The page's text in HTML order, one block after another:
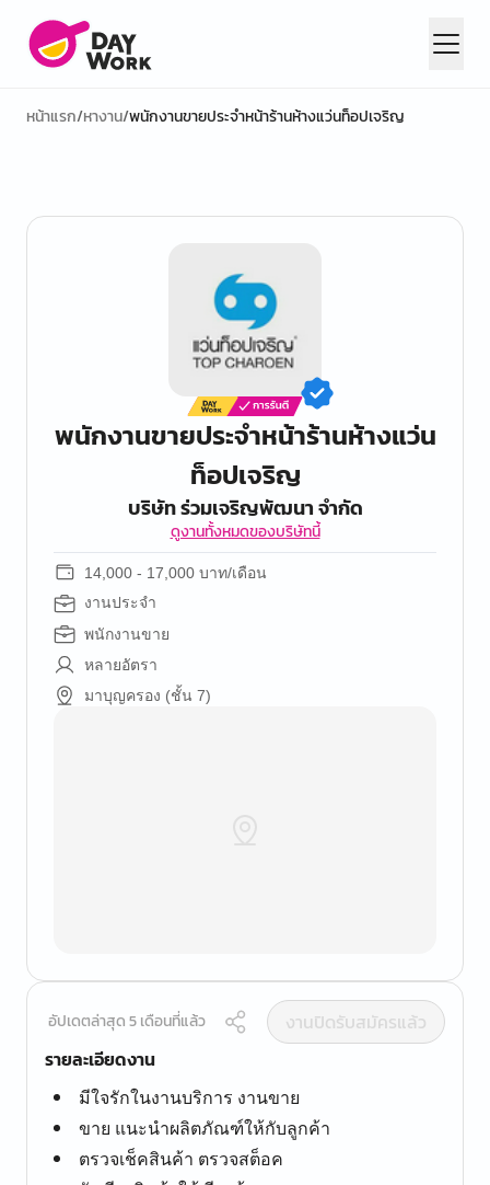
หน้าแรก/หางาน/พนักงานขายประจำหน้าร้านห้างแว่นท็อปเจริญ
พนักงานขายประจำหน้าร้านห้างแว่น
ท็อปเจริญ
บริษัท ร่วมเจริญพัฒนา จำกัด
ดูงานทั้งหมดของบริษัทนี้
14,000 - 17,000 บาท/เดือน
งานประจำ
พนักงานขาย
หลายอัตรา
มาบุญครอง (ชั้น 7)
อัปเดตล่าสุด 5 เดือนที่แล้ว
งานปิดรับสมัครแล้ว
รายละเอียดงาน
มีใจรักในงานบริการ งานขาย
ขาย แนะนำผลิตภัณฑ์ให้กับลูกค้า
ตรวจเช็คสินค้า ตรวจสต็อค